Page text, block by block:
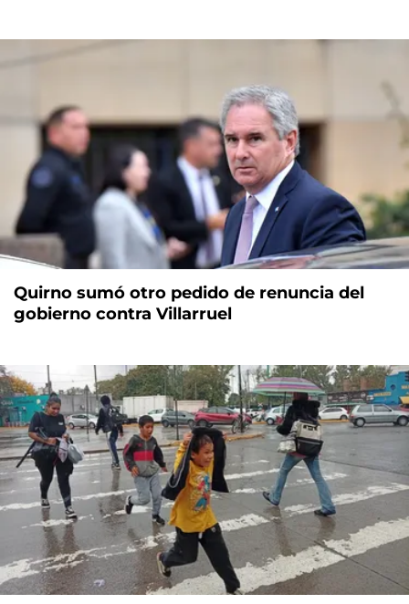
Quirno sumó otro pedido de renuncia del
gobierno contra Villarruel